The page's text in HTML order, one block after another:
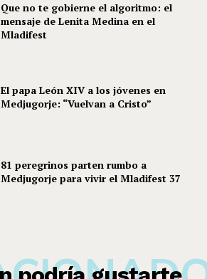
Que no te gobierne el algoritmo: el
mensaje de Lenita Medina en el
Mladifest
El papa León XIV a los jóvenes en
Medjugorje: “Vuelvan a Cristo”
81 peregrinos parten rumbo a
Medjugorje para vivir el Mladifest 37